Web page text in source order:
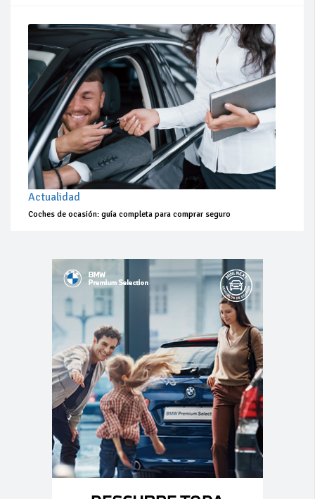
Actualidad
Coches de ocasión: guía completa para comprar seguro